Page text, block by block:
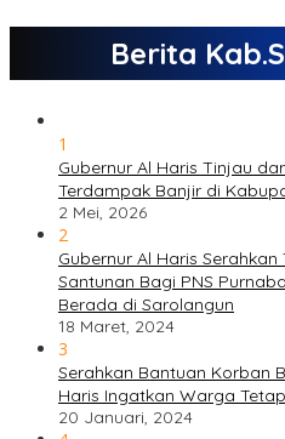
Berita
1
Gubernur Al Haris Tinjau
Terdampak Banjir di
2 Mei, 2026
2
Gubernur Al Haris
Santunan Bagi PNS
Berada di Sarolangun
18 Maret, 2024
3
Serahkan Bantuan Korban
Haris Ingatkan Warga
20 Januari, 2024